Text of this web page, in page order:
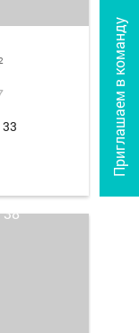
Приглашаем в команду